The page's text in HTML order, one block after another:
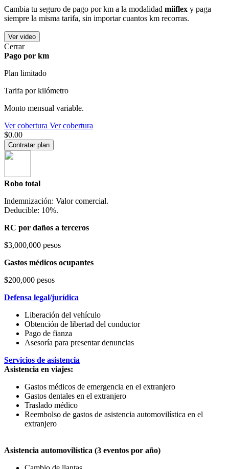
Cambia tu seguro de pago por km a la modalidad miiflex y paga
siempre la misma tarifa, sin importar cuantos km recorras.
Ver video
Cerrar
Pago por km
Plan limitado
Tarifa por kilómetro
Monto mensual variable.
Ver cobertura Ver cobertura
$0.00
Contratar plan
Robo total
Indemnización: Valor comercial.
Deducible: 10%.
RC por daños a terceros
$3,000,000 pesos
Gastos médicos ocupantes
$200,000 pesos
Defensa legal/jurídica
Liberación del vehículo
Obtención de libertad del conductor
Pago de fianza
Asesoría para presentar denuncias
Servicios de asistencia
Asistencia en viajes:
Gastos médicos de emergencia en el extranjero
Gastos dentales en el extranjero
Traslado médico
Reembolso de gastos de asistencia automovilística en el
extranjero
Asistencia automovilística (3 eventos por año)